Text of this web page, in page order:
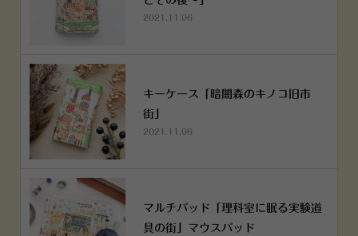
2021.11.06
キーケース「暗闇森のキノコ旧市
街」
2021.11.06
マルチパッド「理科室に眠る実験道
具の街」マウスパッド